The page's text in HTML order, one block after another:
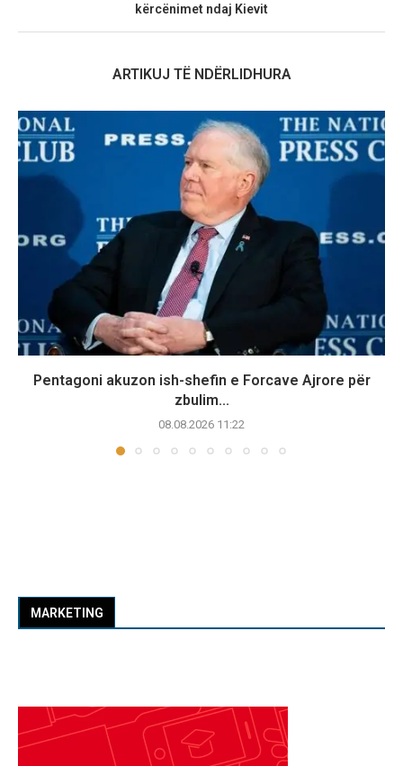
kërcënimet ndaj Kievit
ARTIKUJ TË NDËRLIDHURA
Pentagoni akuzon ish-shefin e Forcave Ajrore për
zbulim...
08.08.2026 11:22
MARKETING